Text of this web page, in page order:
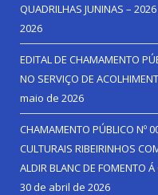
QUADRILHAS JUNINAS –
2026
EDITAL DE CHAMAMENTO
NO SERVIÇO DE
maio de 2026
CHAMAMENTO PÚBLICO Nº
CULTURAIS RIBEIRINHOS
ALDIR BLANC DE FOMENTO
30 de abril de 2026